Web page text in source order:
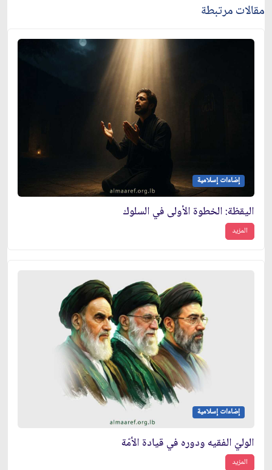
مقالات مرتبطة
إضاءات إسلامية
اليقظة: الخطوة الأولى في السلوك
المزيد
إضاءات إسلامية
الوليّ الفقيه ودوره في قيادة الأمّة
المزيد